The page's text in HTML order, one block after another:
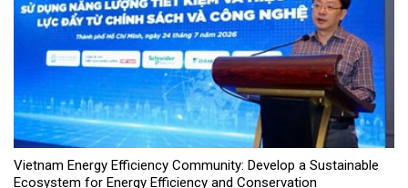
Vietnam Energy Efficiency Community: Develop a Sustainable
Ecosystem for Energy Efficiency and Conservation